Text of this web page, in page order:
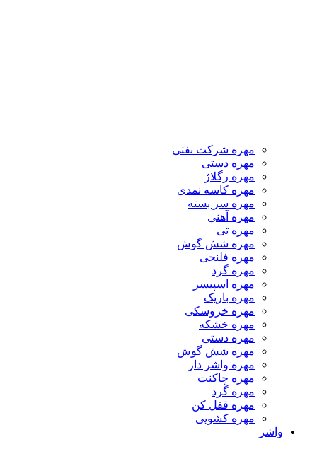
مهره شرکت نفتی
مهره دستی
مهره رگلاژ
مهره کاسه نمدی
مهره سر بسته
مهره آهنی
مهره تی
مهره شش گوش
مهره فلنجی
مهره گرد
مهره اسپیسر
مهره باریک
مهره خروسکی
مهره خشکه
مهره دستی
مهره شش گوش
مهره واشر دار
مهره چاکنت
مهره گرد
مهره قفل کن
مهره کشویی
واشر